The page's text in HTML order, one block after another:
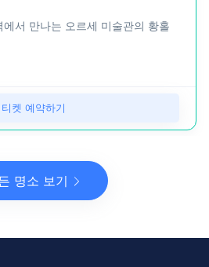
서 만나는 오르세 미술관의 황홀
티켓 예약하기
명소 보기